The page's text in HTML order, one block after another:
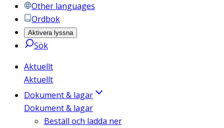
Other languages
Ordbok
Aktivera lyssna
Sök
Aktuellt
Aktuellt
Dokument & lagar
Dokument & lagar
Beställ och ladda ner